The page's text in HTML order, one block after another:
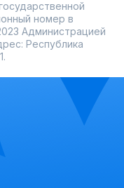
номер в
Администрацией
Республика